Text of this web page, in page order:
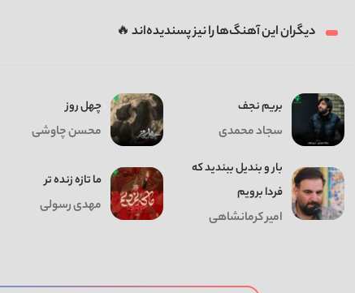
دیگران این آهنگ‌ها را نیز پسندیده‌اند 🔥
بریم نجف
سجاد محمدی
چهل روز
محسن چاوشی
بار و بندیل ببندید که
فردا برویم
امیر کرمانشاهی
ما تازه زنده تر
مهدی رسولی